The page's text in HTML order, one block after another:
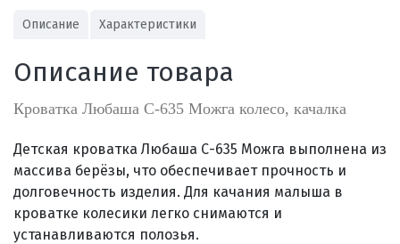
Описание Характеристики
Описание товара
Кроватка Любаша С-635 Можга колесо, качалка
Детская кроватка Любаша С-635 Можга выполнена из
массива берёзы, что обеспечивает прочность и
долговечность изделия. Для качания малыша в
кроватке колесики легко снимаются и
устанавливаются полозья.